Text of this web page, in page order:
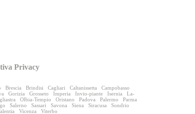
Privacy
Brescia Brindisi Cagliari Caltanissetta
Campobasso
Gorizia Grosseto Imperia Invio-piante Isernia
La-
Olbia-Tempio Oristano Padova Palermo
Parma
Salerno Sassari Savona Siena Siracusa
Sondrio
Vicenza Viterbo